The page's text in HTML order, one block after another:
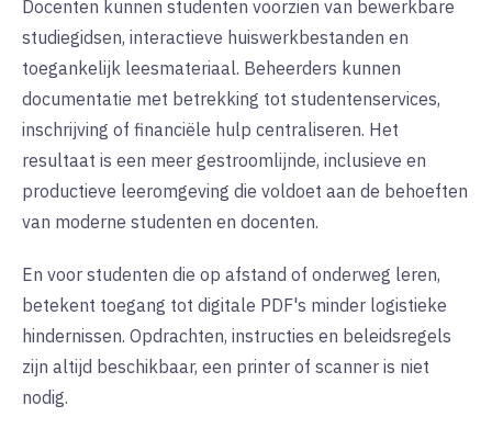
Docenten kunnen studenten voorzien van bewerkbare
studiegidsen, interactieve huiswerkbestanden en
toegankelijk leesmateriaal. Beheerders kunnen
documentatie met betrekking tot studentenservices,
inschrijving of financiële hulp centraliseren. Het
resultaat is een meer gestroomlijnde, inclusieve en
productieve leeromgeving die voldoet aan de behoeften
van moderne studenten en docenten.
En voor studenten die op afstand of onderweg leren,
betekent toegang tot digitale PDF's minder logistieke
hindernissen. Opdrachten, instructies en beleidsregels
zijn altijd beschikbaar, een printer of scanner is niet
nodig.